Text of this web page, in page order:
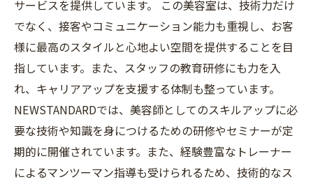
サービスを提供しています。 この美容室は、技術力だけ
でなく、接客やコミュニケーション能力も重視し、お客
様に最高のスタイルと心地よい空間を提供することを目
指しています。また、スタッフの教育研修にも力を入
れ、キャリアアップを支援する体制も整っています。
NEWSTANDARDでは、美容師としてのスキルアップに必
要な技術や知識を身につけるための研修やセミナーが定
期的に開催されています。また、経験豊富なトレーナー
によるマンツーマン指導も受けられるため、技術的なス